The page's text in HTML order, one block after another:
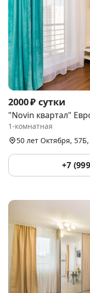
Item
1
of
2000 ₽ сутки
"Novin квартал"
1-комнатная
50 лет Октября,
+7